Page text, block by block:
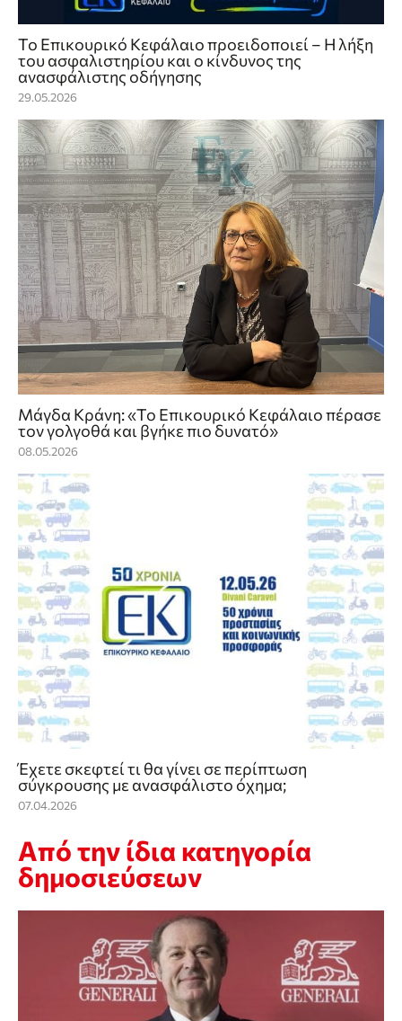
Το Επικουρικό Κεφάλαιο προειδοποιεί – Η λήξη
του ασφαλιστηρίου και ο κίνδυνος της
ανασφάλιστης οδήγησης
29.05.2026
Μάγδα Κράνη: «Το Επικουρικό Κεφάλαιο πέρασε
τον γολγοθά και βγήκε πιο δυνατό»
08.05.2026
Έχετε σκεφτεί τι θα γίνει σε περίπτωση
σύγκρουσης με ανασφάλιστο όχημα;
07.04.2026
Από την ίδια κατηγορία
δημοσιεύσεων